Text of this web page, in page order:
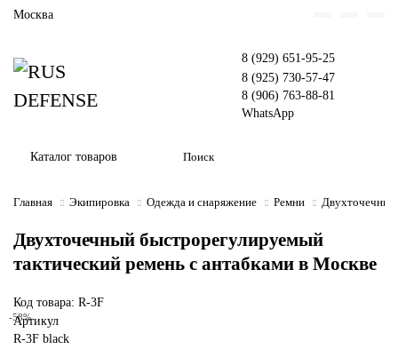
Москва
8 (929) 651-95-25
8 (925) 730-57-47
8 (906) 763-88-81
WhatsApp
Каталог товаров
Главная Экипировка Одежда и снаряжение Ремни Двухточечный
Двухточечный быстрорегулируемый
тактический ремень с антабками в Москве
Код товара: R-3F
-58%
Артикул
R-3F black